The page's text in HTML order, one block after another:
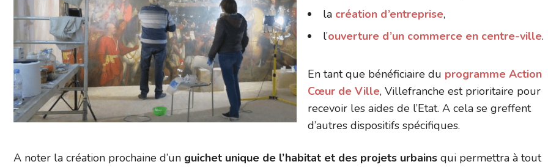
la création d’entreprise,
l’ouverture d’un commerce en centre-ville.
En tant que bénéficiaire du programme Action
Cœur de Ville, Villefranche est prioritaire pour
recevoir les aides de l’Etat. A cela se greffent
d’autres dispositifs spécifiques.
A noter la création prochaine d’un guichet unique de l’habitat et des projets urbains qui permettra à tout